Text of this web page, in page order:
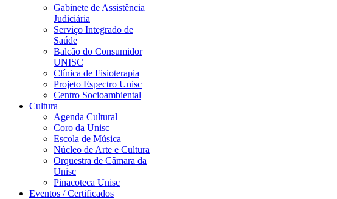
Gabinete de Assistência
Judiciária
Serviço Integrado de
Saúde
Balcão do Consumidor
UNISC
Clínica de Fisioterapia
Projeto Espectro Unisc
Centro Socioambiental
Cultura
Agenda Cultural
Coro da Unisc
Escola de Música
Núcleo de Arte e Cultura
Orquestra de Câmara da
Unisc
Pinacoteca Unisc
Eventos / Certificados